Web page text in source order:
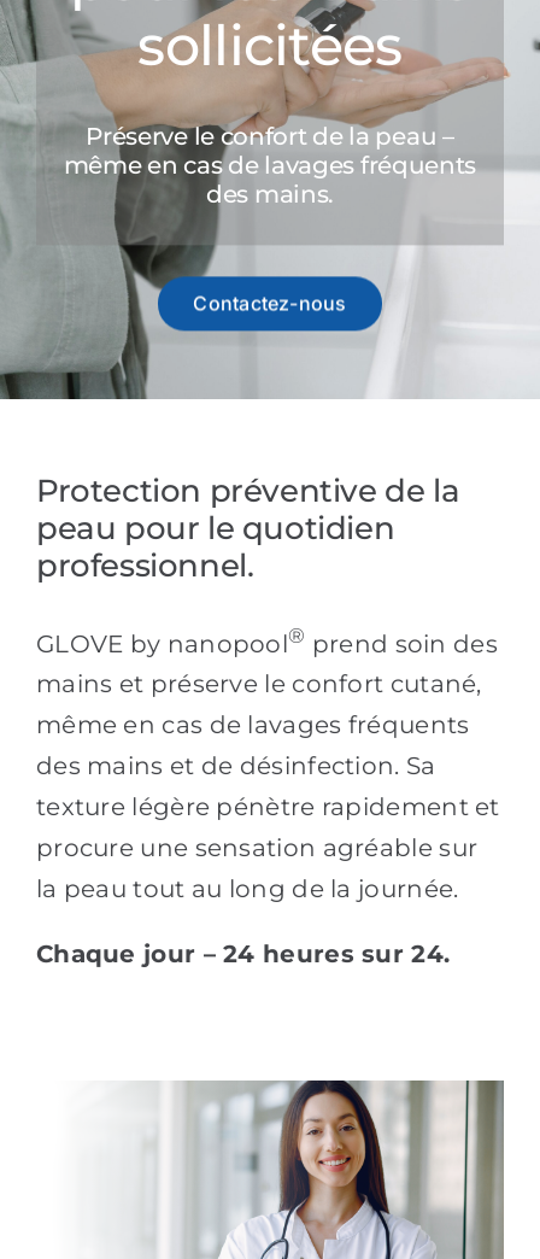
Références
Produits
Solutions sectorielles
sollicitées
Préserve le confort de la peau –
même en cas de lavages fréquents
des mains.
Contactez-nous
Protection préventive de la
peau pour le quotidien
professionnel.
GLOVE by nanopool® prend soin des
mains et préserve le confort cutané,
même en cas de lavages fréquents
des mains et de désinfection. Sa
texture légère pénètre rapidement et
procure une sensation agréable sur
la peau tout au long de la journée.
Chaque jour – 24 heures sur 24.